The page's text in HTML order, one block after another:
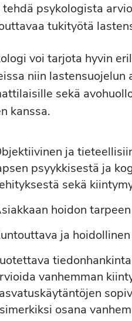
tehdä psykologista
tukityötä
voi tarjota hyvin
niin
sekä
kanssa.
ja
psyykkisestä ja
sekä
hoidon
ja
vanhemman
osana